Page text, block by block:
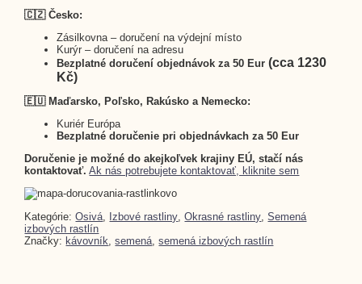
🇨🇿 Česko:
Zásilkovna – doručení na výdejní místo
Kurýr – doručení na adresu
Bezplatné doručení objednávok za 50 Eur(cca 1230
Kč)
🇪🇺 Maďarsko, Poľsko, Rakúsko a Nemecko:
Kuriér Európa
Bezplatné doručenie pri objednávkach za 50 Eur
Doručenie je možné do akejkoľvek krajiny EÚ, stačí nás
kontaktovať. Ak nás potrebujete kontaktovať, kliknite sem
Kategórie:Osivá, Izbové rastliny,Okrasné rastliny,Semená
izbových rastlín
Značky: kávovník,semená,semená izbových rastlín